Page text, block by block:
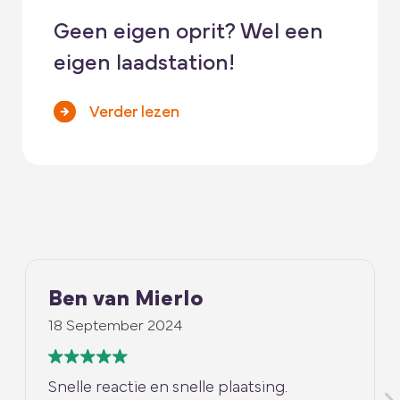
Geen eigen oprit? Wel een
eigen laadstation!
Verder lezen
snelle plaatsing.
Onfatsoenlijk. Na